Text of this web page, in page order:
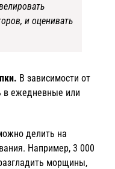
и оценивать
В зависимости от
в ежедневные или
делить на
Например, 3 000
морщины,